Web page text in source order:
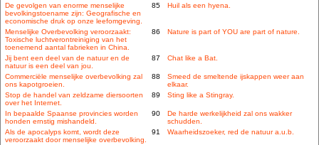
De gevolgen van enorme menselijke
bevolkingstoename zijn: Geografische en
economische druk op onze leefomgeving.
85 Huil als een hyena.
Menselijke Overbevolking veroorzaakt:
Toxische luchtverontreiniging van het
toenemend aantal fabrieken in China.
86 Nature is part of YOU are part of nature.
Jij bent een deel van de natuur en de
natuur is een deel van jou.
87 Chat like a Bat.
Commerciële menselijke overbevolking zal
ons kapotgroeien.
88
Smeed de smeltende ijskappen weer aan
elkaar.
Stop de handel van zeldzame diersoorten
over het Internet.
89 Sting like a Stingray.
In bepaalde Spaanse provincies worden
honden ernstig mishandeld.
90
De harde werkelijkheid zal ons wakker
schudden.
Als de apocalyps komt, wordt deze
veroorzaakt door menselijke overbevolking.
91 Waarheidszoeker, red de natuur a.u.b.